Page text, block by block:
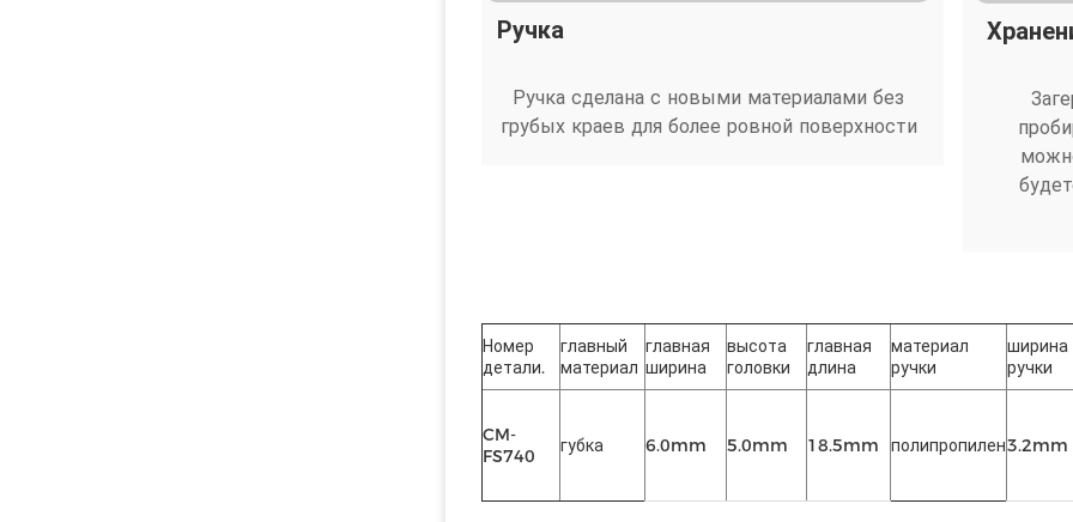
Ручка
Ручка сделана с новыми материалами без
грубых краев для более ровной поверхности
Номер
детали.
главный
материал
главная
ширина
высота
головки
главная
длина
материал
ручки
ширина
ручки
CM-
FS740
губка 6.0mm 5.0mm 18.5mm полипропилен3.2mm